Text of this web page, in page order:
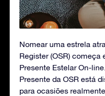
Nomear uma estrela
Register (OSR) começa
Presente Estelar On-
Presente da OSR está
para ocasiões